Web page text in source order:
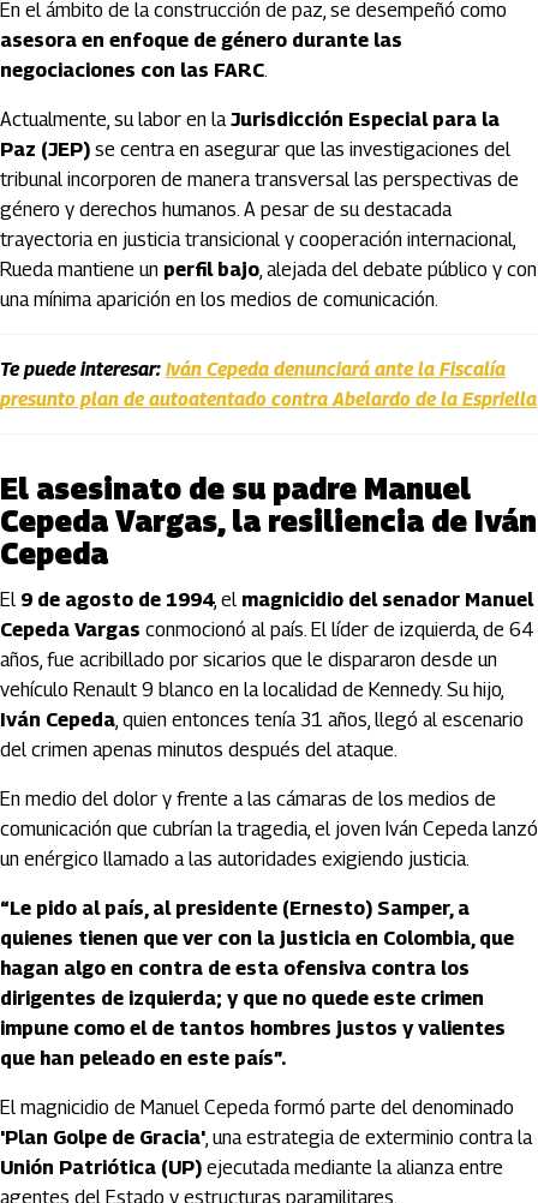
En el ámbito de la construcción de paz, se desempeñó como
asesora en enfoque de género durante las
negociaciones con las FARC.
Actualmente, su labor en laJurisdicción Especial para la
Paz (JEP) se centra en asegurar que las investigaciones del
tribunal incorporen de manera transversal las perspectivas de
género y derechos humanos. A pesar de su destacada
trayectoria en justicia transicional y cooperación internacional,
Rueda mantiene un perfil bajo, alejada del debate público y con
una mínima aparición en los medios de comunicación.
Te puede interesar: Iván Cepeda denunciará ante la Fiscalía
presunto plan de autoatentado contra Abelardo de la Espriella
El asesinato de su padre Manuel
Cepeda Vargas, la resiliencia de Iván
Cepeda
El 9 de agosto de 1994, el magnicidio del senador Manuel
Cepeda Vargas conmocionó al país. El líder de izquierda, de 64
años, fue acribillado por sicarios que le dispararon desde un
vehículo Renault 9 blanco en la localidad de Kennedy. Su hijo,
Iván Cepeda, quien entonces tenía 31 años, llegó al escenario
del crimen apenas minutos después del ataque.
En medio del dolor y frente a las cámaras de los medios de
comunicación que cubrían la tragedia, el joven Iván Cepeda lanzó
un enérgico llamado a las autoridades exigiendo justicia.
“Le pido al país, al presidente (Ernesto) Samper, a
quienes tienen que ver con la justicia en Colombia, que
hagan algo en contra de esta ofensiva contra los
dirigentes de izquierda; y que no quede este crimen
impune como el de tantos hombres justos y valientes
que han peleado en este país”.
El magnicidio de Manuel Cepeda formó parte del denominado
'Plan Golpe de Gracia', una estrategia de exterminio contra la
Unión Patriótica (UP) ejecutada mediante la alianza entre
agentes del Estado y estructuras paramilitares.